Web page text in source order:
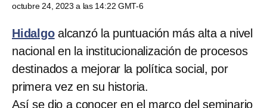
octubre 24, 2023 a las 14:22 GMT-6
Hidalgoalcanzó la puntuación más alta a nivel
nacional en la institucionalización de procesos
destinados a mejorar la política social, por
primera vez en su historia.
Así se dio a conocer en el marco del seminario